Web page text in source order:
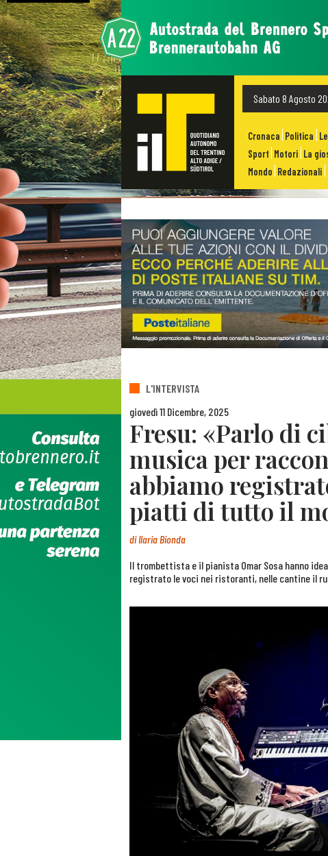
Sabato 8 Agosto
Cronaca Politica
Sport Motori La
Mondo Redazionali
L'INTERVISTA
giovedì 11 Dicembre, 2025
Fresu: «Parlo di
musica per
abbiamo
piatti di tutto il
diIlaria Bionda
Il trombettista e il pianista Omar Sosa hanno
registrato le voci nei ristoranti, nelle cantine il